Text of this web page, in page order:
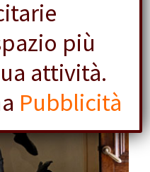
più
attività.
Pubblicità